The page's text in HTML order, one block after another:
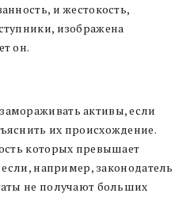
и жестокость,
изображена
он.
активы, если
их происхождение.
которых превышает
например, законодатель
не получают больших